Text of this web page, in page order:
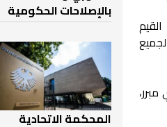
بالإصلاحات الحكومية
المحكمة الاتحادية